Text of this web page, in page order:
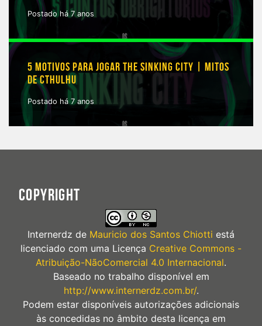
Postado há 7 anos
5 MOTIVOS PARA JOGAR THE SINKING CITY | MITOS
DE CTHULHU
Postado há 7 anos
COPYRIGHT
Internerdz de Mauricio dos Santos Chiotti está
licenciado com uma Licença Creative Commons -
Atribuição-NãoComercial 4.0 Internacional.
Baseado no trabalho disponível em
http://www.internerdz.com.br/.
Podem estar disponíveis autorizações adicionais
às concedidas no âmbito desta licença em